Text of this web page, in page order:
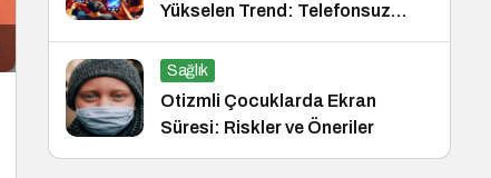
Yükselen Trend: Telefonsuz
Gece Kulüpleri
Sağlık
Otizmli Çocuklarda Ekran
Süresi: Riskler ve Öneriler